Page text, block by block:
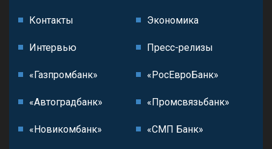
Контакты Экономика
Интервью Пресс-релизы
«Газпромбанк» «РосЕвроБанк»
«Автоградбанк» «Промсвязьбанк»
«Новикомбанк» «СМП Банк»